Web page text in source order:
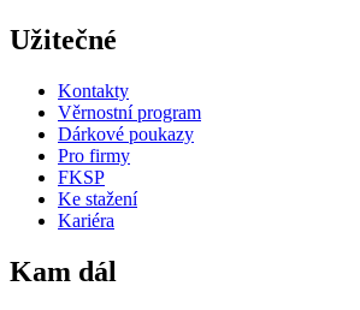
Užitečné
Kontakty
Věrnostní program
Dárkové poukazy
Pro firmy
FKSP
Ke stažení
Kariéra
Kam dál